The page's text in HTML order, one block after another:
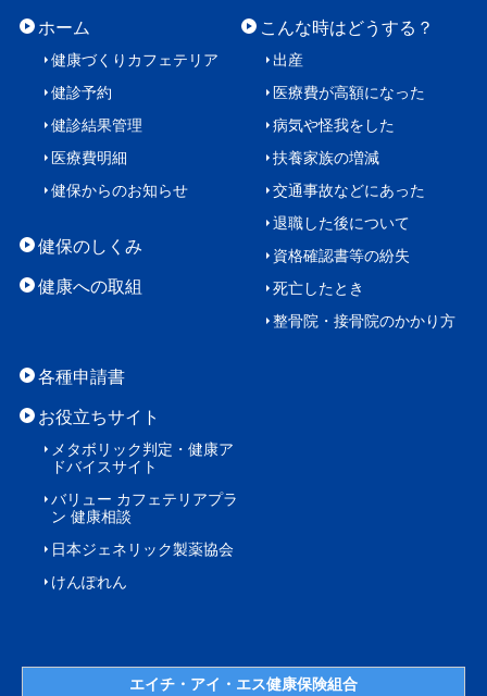
ホーム
健康づくりカフェテリア
健診予約
健診結果管理
医療費明細
健保からのお知らせ
健保のしくみ
健康への取組
こんな時はどうする？
出産
医療費が高額になった
病気や怪我をした
扶養家族の増減
交通事故などにあった
退職した後について
資格確認書等の紛失
死亡したとき
整骨院・接骨院のかかり方
各種申請書
お役立ちサイト
メタボリック判定・ 健康ア
ドバイスサイト
バリュー カフェテリアプラ
ン 健康相談
日本ジェネリック製薬協会
けんぽれん
エイチ・アイ・エス健康保険組合